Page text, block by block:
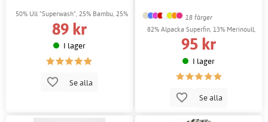
50% Ull ”Superwash”, 25% Bambu, 25%
Polyamid
89 kr
I lager
Se alla
18 färger
82% Alpacka Superfin, 13% Merinoull,
5% Nylon
95 kr
I lager
Se alla